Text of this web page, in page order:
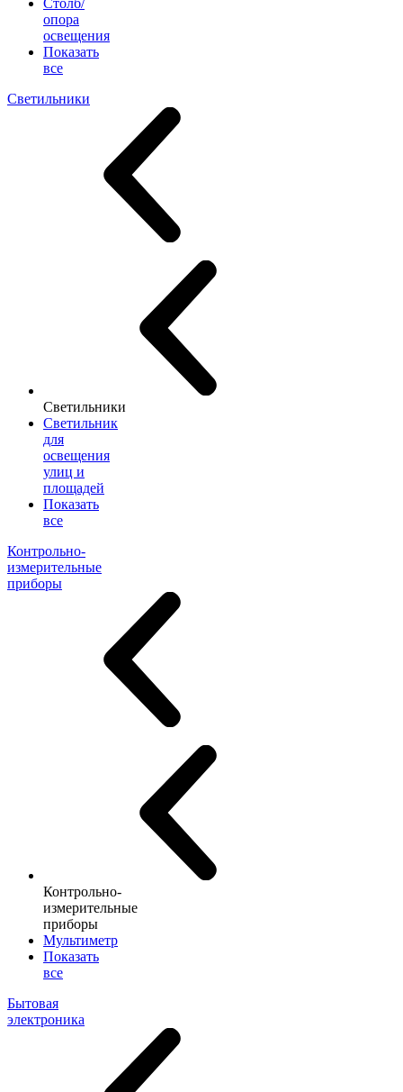
Столб/
опора
освещения
Показать
все
Светильники
Светильники
Светильник
для
освещения
улиц и
площадей
Показать
все
Контрольно-
измерительные
приборы
Контрольно-
измерительные
приборы
Мультиметр
Показать
все
Бытовая
электроника